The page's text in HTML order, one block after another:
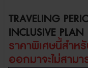
TRAVELING
INCLUSIVE PLAN
ราคาพิเศษนี้สำห
ออกมาจะไม่สาม